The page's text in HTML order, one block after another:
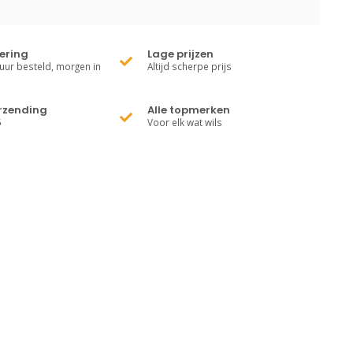
besteld, morgen in
Lage prijzen
Altijd scherpe prijs
Alle topmerken
Voor elk wat wils